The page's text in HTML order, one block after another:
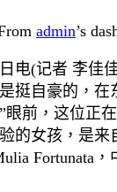
admin’s
电(记者 李佳
挺自豪的，在
眼前，这位正
的女孩，是来
Fortunata